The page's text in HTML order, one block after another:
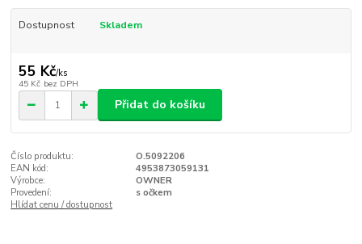
Dostupnost Skladem
55 Kč/ks
45 Kč bez DPH
Přidat do košíku
Číslo produktu:
O.5092206
EAN kód:
4953873059131
Výrobce:
OWNER
Provedení:
s očkem
Hlídat cenu / dostupnost